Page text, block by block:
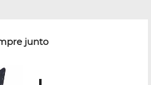
junto